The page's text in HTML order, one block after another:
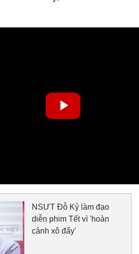
NSƯT Đỗ Kỷ làm đạo
diễn phim Tết vì 'hoàn
cảnh xô đẩy'